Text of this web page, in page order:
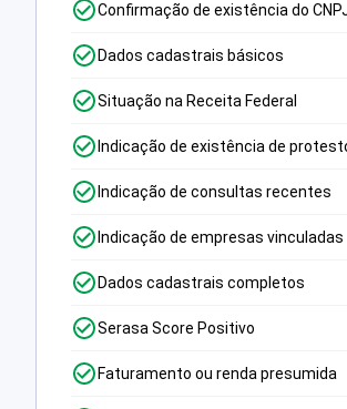
Confirmação de existência do
Dados cadastrais básicos
Situação na Receita Federal
Indicação de existência de
Indicação de consultas recentes
Indicação de empresas vinculadas
Dados cadastrais completos
Serasa Score Positivo
Faturamento ou renda presumida